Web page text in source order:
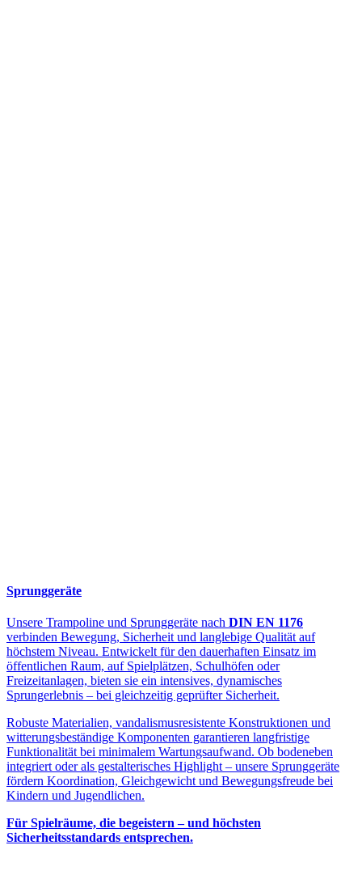
Sprunggeräte
Unsere Trampoline und Sprunggeräte nach DIN EN 1176
verbinden Bewegung, Sicherheit und langlebige Qualität auf
höchstem Niveau. Entwickelt für den dauerhaften Einsatz im
öffentlichen Raum, auf Spielplätzen, Schulhöfen oder
Freizeitanlagen, bieten sie ein intensives, dynamisches
Sprungerlebnis – bei gleichzeitig geprüfter Sicherheit.
Robuste Materialien, vandalismusresistente Konstruktionen und
witterungsbeständige Komponenten garantieren langfristige
Funktionalität bei minimalem Wartungsaufwand. Ob bodeneben
integriert oder als gestalterisches Highlight – unsere Sprunggeräte
fördern Koordination, Gleichgewicht und Bewegungsfreude bei
Kindern und Jugendlichen.
Für Spielräume, die begeistern – und höchsten
Sicherheitsstandards entsprechen.